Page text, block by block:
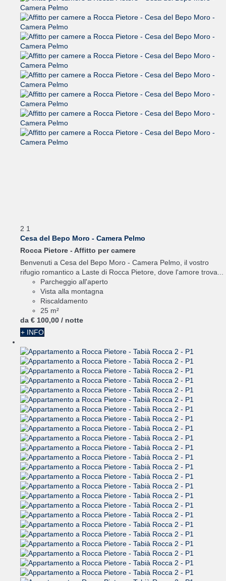
2 1
Cesa del Bepo Moro - Camera Pelmo
Rocca Pietore - Affitto per camere
Benvenuti a Cesa del Bepo Moro - Camera Pelmo, il vostro
rifugio romantico a Laste di Rocca Pietore, dove l'amore trova...
Parcheggio all'aperto
Vista alla montagna
Riscaldamento
25 m²
da € 100,00 / notte
+ INFO